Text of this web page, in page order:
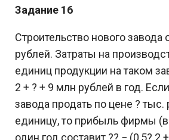
Задание 16
Строительство нового завода
рублей. Затраты на
единиц продукции на таком
2 + ? + 9 млн рублей в год.
завода продать по цене ? тыс.
единицу, то прибыль фирмы
один год составит ?? − (0,5? 2